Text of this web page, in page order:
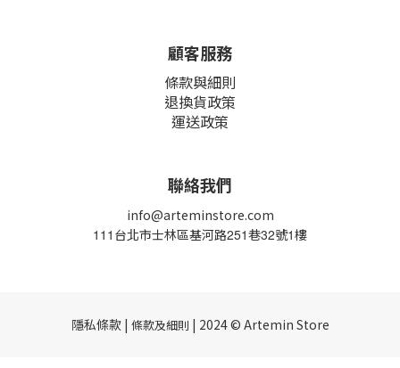
顧客服務
條款與細則
退換貨政策
運送政策
聯絡我們
info@arteminstore.com
111 台北市士林區基河路251巷32號1樓
隱私條款 | 條款及細則 | 2024 © Artemin Store